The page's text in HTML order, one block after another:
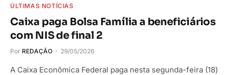
ÚLTIMAS NOTÍCIAS
Caixa paga Bolsa Família a beneficiários
com NIS de final 2
Por REDAÇÃO 29/05/2026
A Caixa Econômica Federal paga nesta segunda-feira (18)